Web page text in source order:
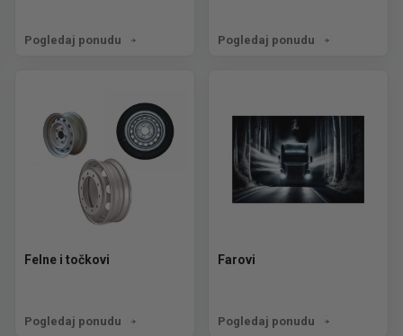
Pogledaj ponudu Pogledaj ponudu
Felne i točkovi
Pogledaj ponudu
Farovi
Pogledaj ponudu